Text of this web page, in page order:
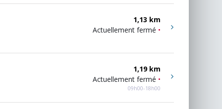
1,13 km
Actuellement fermé •
1,19 km
Actuellement fermé •
09h00-18h00